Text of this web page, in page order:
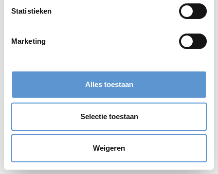
Statistieken
Marketing
Alles toestaan
Selectie toestaan
Weigeren